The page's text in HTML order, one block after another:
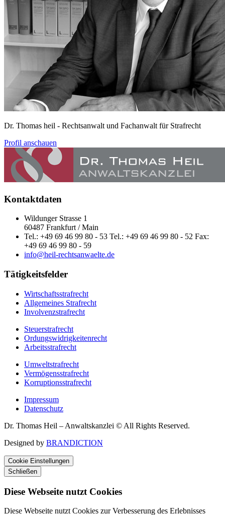
Dr. Thomas heil - Rechtsanwalt und Fachanwalt für Strafrecht
Profil anschauen
Kontaktdaten
Wildunger Strasse 1
60487 Frankfurt / Main
Tel.: +49 69 46 99 80 - 53 Tel.: +49 69 46 99 80 - 52 Fax:
+49 69 46 99 80 - 59
info@heil-rechtsanwaelte.de
Tätigkeitsfelder
Wirtschaftsstrafrecht
Allgemeines Strafrecht
Involvenzstrafrecht
Steuerstrafrecht
Ordungswidrigkeitenrecht
Arbeitsstrafrecht
Umweltstrafrecht
Vermögensstrafrecht
Korruptionsstrafrecht
Impressum
Datenschutz
Dr. Thomas Heil – Anwaltskanzlei © All Rights Reserved.
Designed by BRANDICTION
Cookie Einstellungen
Schließen
Diese Webseite nutzt Cookies
Diese Webseite nutzt Cookies zur Verbesserung des Erlebnisses